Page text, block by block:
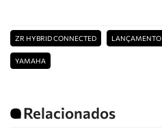
ZR HYBRID CONNECTED LANÇAMENTO
YAMAHA
Relacionados